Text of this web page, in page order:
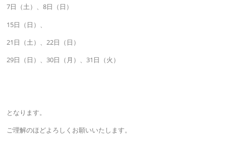
7日（土）、8日（日）
15日（日）、
21日（土）、22日（日）
29日（日）、30日（月）、31日（火）
となります。
ご理解のほどよろしくお願いいたします。